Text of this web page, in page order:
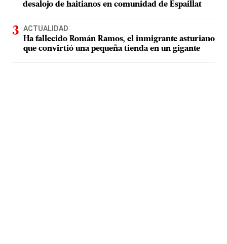
desalojo de haitianos en comunidad de Espaillat
ACTUALIDAD
Ha fallecido Román Ramos, el inmigrante asturiano
que convirtió una pequeña tienda en un gigante